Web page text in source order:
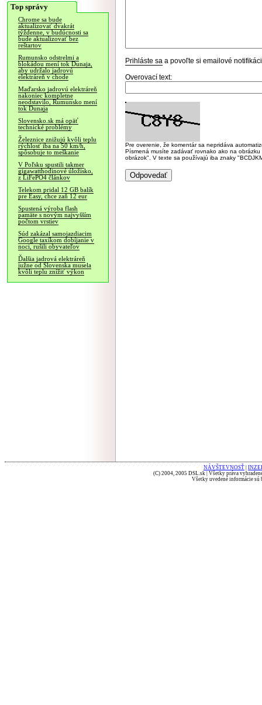
Top správy
Chrome sa bude
aktualizovať dvakrát
týždenne, v budúcnosti sa
bude aktualizovať bez
reštartov
Rumunsko odstrelmi a
blokádou mení tok Dunaja,
aby udržalo jadrovú
elektráreň v chode
Maďarsko jadrovú elektráreň
nakoniec kompletne
neodstavilo, Rumunsko mení
tok Dunaja
Slovensko.sk má opäť
technické problémy
Železnice znižujú kvôli teplu
rýchlosť iba na 50 km/h,
spôsobuje to meškanie
V Poľsku spustili takmer
gigawatthodinové úložisko,
z LiFePO4 článkov
Telekom pridal 12 GB balík
pre Easy, chce zaň 12 eur
Spustená výroba flash
pamäte s novým najvyšším
počtom vrstiev
Súd zakázal samojazdiacim
Google taxíkom dobíjanie v
noci, rušili obyvateľov
Ďalšia jadrová elektráreň
južne od Slovenska musela
kvôli teplu znížiť výkon
Prihláste sa a povoľte si emailové
Overovací text:
Pre overenie, že komentár sa nepridáva
Písmená musíte zadávať rovnako ako na
obrázok". V texte sa používajú iba znaky
NÁVŠTEVNOSŤ
(C) 2004, 2005 DSL.sk | Všetky práva
Všetky uvedené informácie sú